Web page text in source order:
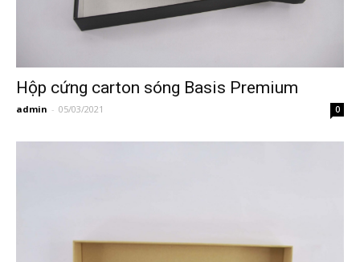
Hộp cứng carton sóng Basis Premium
admin - 05/03/2021 0